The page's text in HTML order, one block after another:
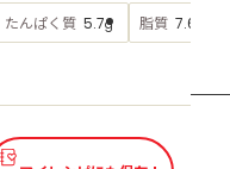
たんぱく質 5.7g 脂質 7.6